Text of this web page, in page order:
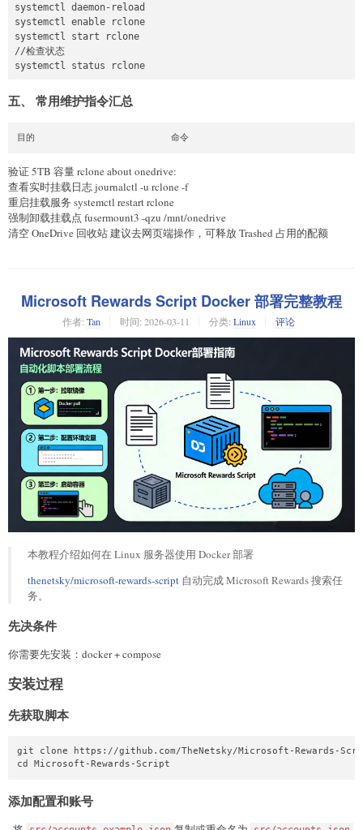
systemctl daemon-reload
systemctl enable rclone
systemctl start rclone
//检查状态
五、 常用维护指令汇总
目的                        命令
验证 5TB 容量 rclone about onedrive:
查看实时挂载日志 journalctl -u rclone -f
重启挂载服务 systemctl restart rclone
强制卸载挂载点 fusermount3 -qzu /mnt/onedrive
清空 OneDrive 回收站 建议去网页端操作，可释放 Trashed 占用的配额
Microsoft Rewards Script Docker 部署完整教程
作者: Tan 时间: 2026-03-11 分类: Linux 评论
本教程介绍如何在 Linux 服务器使用 Docker 部署
thenetsky/microsoft-rewards-script自动完成 Microsoft Rewards 搜索任
务。
先决条件
你需要先安装：docker + compose
安装过程
先获取脚本
git clone https://github.com/TheNetsky/Microsoft-Rewards-
cd Microsoft-Rewards-Script
添加配置和账号